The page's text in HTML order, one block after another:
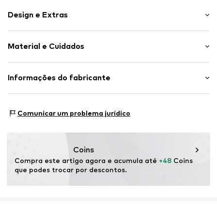
Design e Extras
Ranhuras de cartões
Compartimento de moedas
Costura tom sobre tom
Artigo n º. VAL2186001000001
Material e Cuidados
Material superior: Poliuretano - PU (reciclado)
Informações do fabricante
80121 Napoli
Comunicar um problema jurídico
Coins
Compra este artigo agora e acumula até +48 Coins
que podes trocar por descontos.